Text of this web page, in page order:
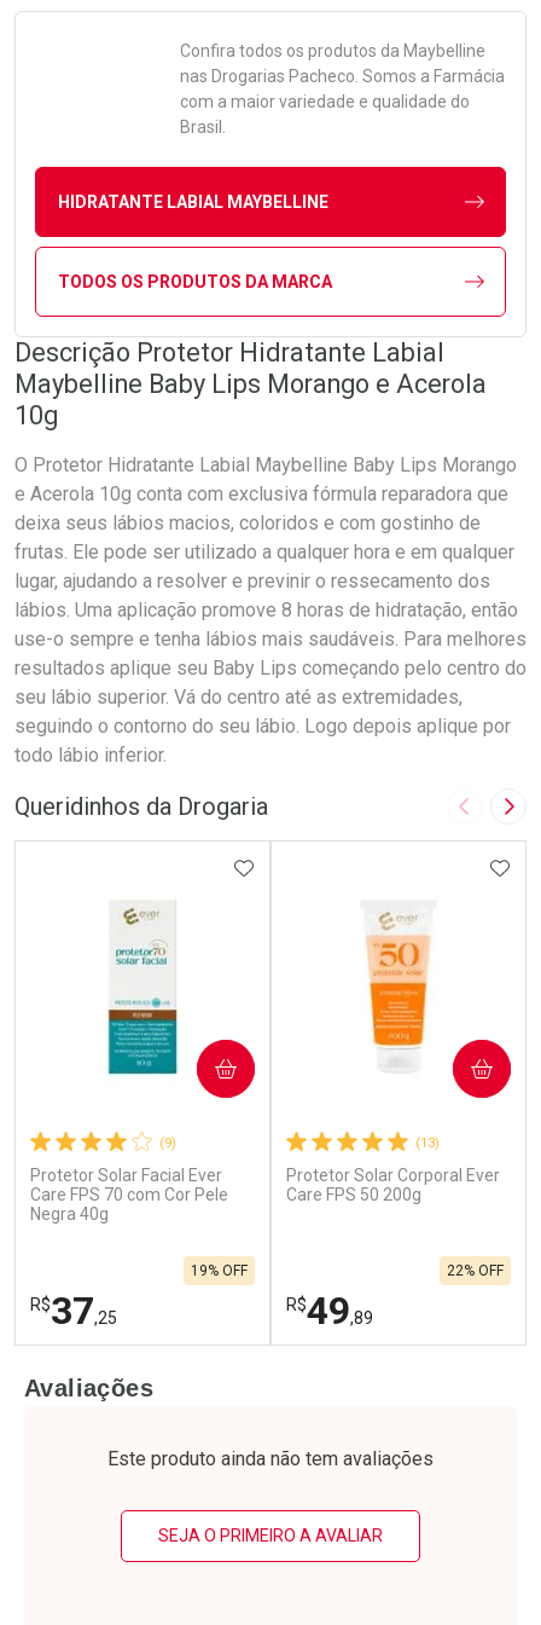
Confira todos os produtos da Maybelline
nas Drogarias Pacheco. Somos a Farmácia
com a maior variedade e qualidade do
Brasil.
HIDRATANTE LABIAL MAYBELLINE
TODOS OS PRODUTOS DA MARCA
Descrição Protetor Hidratante Labial
Maybelline Baby Lips Morango e Acerola
10g
O Protetor Hidratante Labial Maybelline Baby Lips Morango
e Acerola 10g conta com exclusiva fórmula reparadora que
deixa seus lábios macios, coloridos e com gostinho de
frutas. Ele pode ser utilizado a qualquer hora e em qualquer
lugar, ajudando a resolver e previnir o ressecamento dos
lábios. Uma aplicação promove 8 horas de hidratação, então
use-o sempre e tenha lábios mais saudáveis. Para melhores
resultados aplique seu Baby Lips começando pelo centro do
seu lábio superior. Vá do centro até as extremidades,
seguindo o contorno do seu lábio. Logo depois aplique por
todo lábio inferior.
Queridinhos da Drogaria Imagem
(9)
Protetor Solar Facial Ever
Care FPS 70 com Cor Pele
Negra 40g
R$37,25
19% OFF
ADICIONAR AOS FAVORITOS
COMPRAR
Laboratório
Por Menos
(13)
Protetor Solar Corporal Ever
Care FPS 50 200g
R$49,89
22% OFF
COMPRAR
Laboratório
Por Menos
Avaliações
Este produto ainda não tem avaliações
SEJA O PRIMEIRO A AVALIAR